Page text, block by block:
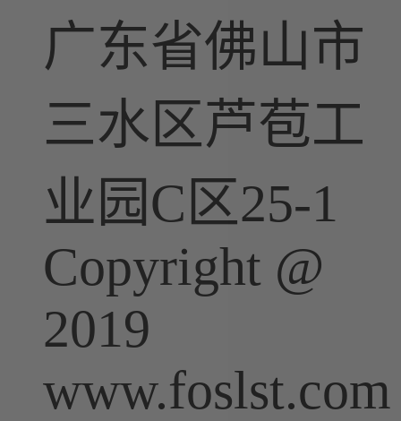
广东省佛山市
三水区芦苞工
业园C区25-1
Copyright @
2019
www.foslst.com